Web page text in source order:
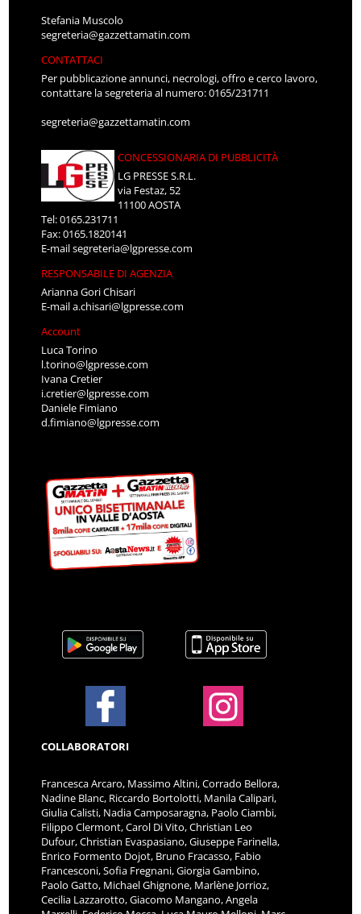
Stefania Muscolo
segreteria@gazzettamatin.com
CONTATTACI
Per pubblicazione annunci, necrologi, offro e cerco lavoro,
contattare la segreteria al numero: 0165/231711
segreteria@gazzettamatin.com
CONCESSIONARIA DI PUBBLICITÀ
LG PRESSE S.R.L.
via Festaz, 52
11100 AOSTA
Tel: 0165.231711
Fax: 0165.1820141
E-mailsegreteria@lgpresse.com
RESPONSABILE DI AGENZIA
Arianna Gori Chisari
E-maila.chisari@lgpresse.com
Account
Luca Torino
l.torino@lgpresse.com
Ivana Cretier
i.cretier@lgpresse.com
Daniele Fimiano
d.fimiano@lgpresse.com
COLLABORATORI
Francesca Arcaro, Massimo Altini, Corrado Bellora,
Nadine Blanc, Riccardo Bortolotti, Manila Calipari,
Giulia Calisti, Nadia Camposaragna, Paolo Ciambi,
Filippo Clermont, Carol Di Vito, Christian Leo
Dufour, Christian Evaspasiano, Giuseppe Farinella,
Enrico Formento Dojot, Bruno Fracasso, Fabio
Francesconi, Sofia Fregnani, Giorgia Gambino,
Paolo Gatto, Michael Ghignone, Marlène Jorrioz,
Cecilia Lazzarotto, Giacomo Mangano, Angela